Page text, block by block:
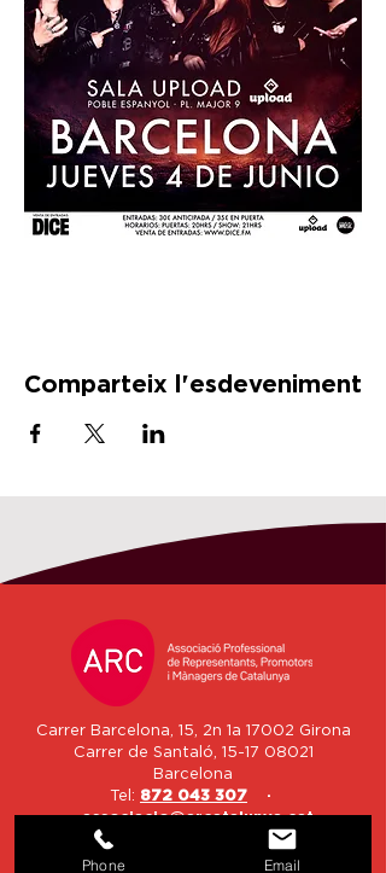
Comparteix l'esdeveniment
Carrer Barcelona, 15, 2n 1a 17002 Girona
Carrer de Santaló, 15-17 08021
Barcelona
Tel: 872 043 307 ·
associacio@arcatalunya.cat
Phone Email